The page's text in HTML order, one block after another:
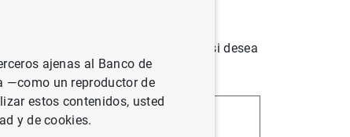
utilizar los enlaces inferiores si desea
Z
ajenas al Banco de
—como un reproductor de
estos contenidos, usted
y de cookies.